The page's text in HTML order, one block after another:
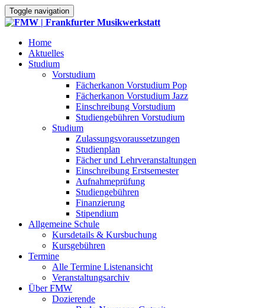
Toggle navigation
Home
Aktuelles
Studium
Vorstudium
Fächerkanon Vorstudium Pop
Fächerkanon Vorstudium Jazz
Einschreibung Vorstudium
Studiengebühren Vorstudium
Studium
Zulassungsvoraussetzungen
Studienplan
Fächer und Lehrveranstaltungen
Einschreibung Erstsemester
Aufnahmeprüfung
Studiengebühren
Finanzierung
Stipendium
Allgemeine Schule
Kursdetails & Kursbuchung
Kursgebühren
Termine
Alle Termine Listenansicht
Veranstaltungsarchiv
Über FMW
Dozierende